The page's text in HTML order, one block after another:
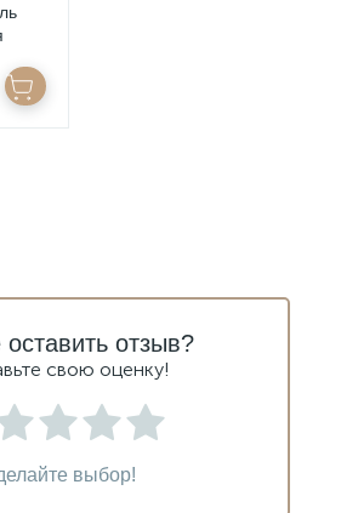
оставить отзыв?
свою оценку!
выбор!